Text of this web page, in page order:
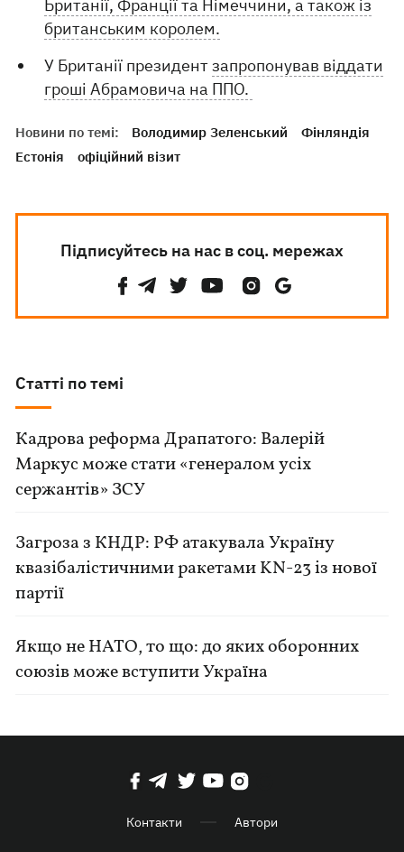
Британії, Франції та Німеччини, а також із
британським королем.
У Британії президентзапропонував віддати
гроші Абрамовича на ППО.
Новини по темі: Володимир Зеленський
Фінляндія
Естонія
офіційний візит
Підписуйтесь на нас в соц. мережах
Статті по темі
Кадрова реформа Драпатого: Валерій
Маркус може стати «генералом усіх
сержантів» ЗСУ
Загроза з КНДР: РФ атакувала Україну
квазібалістичними ракетами KN-23 із нової
партії
Якщо не НАТО, то що: до яких оборонних
союзів може вступити Україна
Контакти Автори